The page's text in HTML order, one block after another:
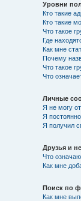
Уровни
Кто такие
Кто такие
Что такое
Где
Как мне
Почему
Что такое
Что
Личные
Я не могу
Я
Я получил
Друзья и
Что
Как мне
Поиск по
Как мне